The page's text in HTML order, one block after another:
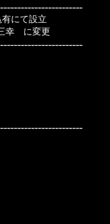
にて設立
幸 に変更